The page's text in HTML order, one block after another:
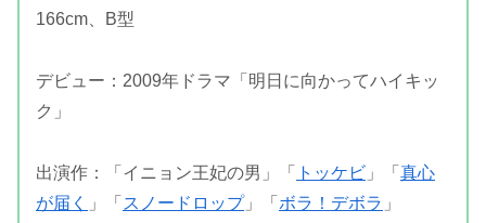
166cm、B型
デビュー：2009年ドラマ「明日に向かってハイキッ
ク」
出演作：「イニョン王妃の男」「 トッケビ 」「 真心
が届く
」「 スノードロップ」「 ボラ！デボラ 」